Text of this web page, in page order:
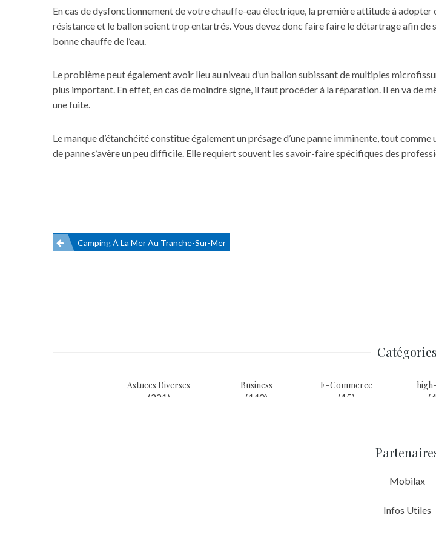
En cas de dysfonctionnement de votre chauffe-eau électrique, la première attitude à adopter
résistance et le ballon soient trop entartrés. Vous devez donc faire faire le détartrage afin
bonne chauffe de l’eau.
Le problème peut également avoir lieu au niveau d’un ballon subissant de multiples
plus important. En effet, en cas de moindre signe, il faut procéder à la réparation. Il en va de
une fuite.
Le manque d’étanchéité constitue également un présage d’une panne imminente, tout
de panne s’avère un peu difficile. Elle requiert souvent les savoir-faire spécifiques des
Navigation
Camping À La Mer Au Tranche-Sur-Mer
Catégories
Astuces Diverses
(221)
Business
(140)
E-Commerce
(15)
Mobilax
Infos Utiles